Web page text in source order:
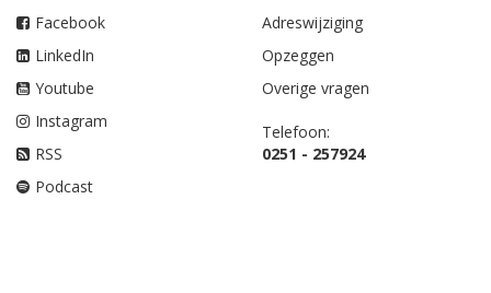
Facebook
LinkedIn
Youtube
Instagram
RSS
Podcast
Adreswijziging
Opzeggen
Overige vragen
Telefoon:
0251 - 257924